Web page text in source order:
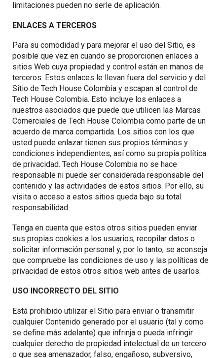
limitaciones pueden no serle de aplicación.
ENLACES A TERCEROS
Para su comodidad y para mejorar el uso del Sitio, es
posible que vez en cuando se proporcionen enlaces a
sitios Web cuya propiedad y control están en manos de
terceros. Estos enlaces le llevan fuera del servicio y del
Sitio de Tech House Colombia y escapan al control de
Tech House Colombia. Esto incluye los enlaces a
nuestros asociados que puede que utilicen las Marcas
Comerciales de Tech House Colombia como parte de un
acuerdo de marca compartida. Los sitios con los que
usted puede enlazar tienen sus propios términos y
condiciones independientes, así como su propia política
de privacidad. Tech House Colombia no se hace
responsable ni puede ser considerada responsable del
contenido y las actividades de estos sitios. Por ello, su
visita o acceso a estos sitios queda bajo su total
responsabilidad.
Tenga en cuenta que estos otros sitios pueden enviar
sus propias cookies a los usuarios, recopilar datos o
solicitar información personal y, por lo tanto, se aconseja
que compruebe las condiciones de uso y las políticas de
privacidad de estos otros sitios web antes de usarlos.
USO INCORRECTO DEL SITIO
Está prohibido utilizar el Sitio para enviar o transmitir
cualquier Contenido generado por el usuario (tal y como
se define más adelante) que infrinja o pueda infringir
cualquier derecho de propiedad intelectual de un tercero
o que sea amenazador, falso, engañoso, subversivo,